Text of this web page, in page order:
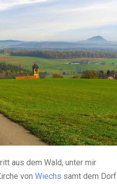
aus dem Wald, unter mir
von Wiechs samt dem Dorf.